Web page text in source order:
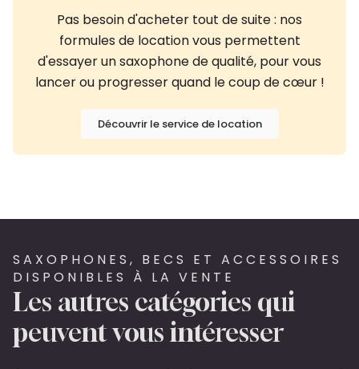
Pas besoin d'acheter tout de suite : nos
formules de location vous permettent
d'essayer un saxophone de qualité, pour vous
lancer ou progresser quand le coup de cœur !
Découvrir le service de location
SAXOPHONES, BECS ET ACCESSOIRES
DISPONIBLES À LA VENTE
Les autres catégories qui
peuvent vous intéresser